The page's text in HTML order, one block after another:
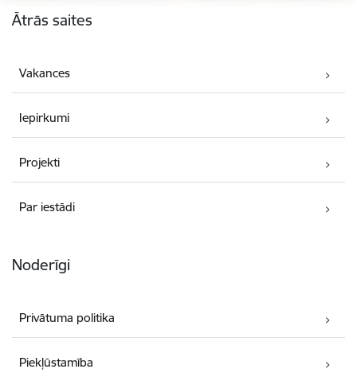
Ātrās saites
Vakances
Iepirkumi
Projekti
Par iestādi
Noderīgi
Privātuma politika
Piekļūstamība